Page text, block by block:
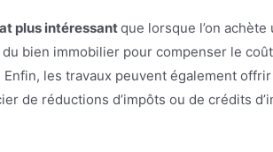
plus intéressantque lorsque l’on
bien immobilier pour compenser le
les travaux peuvent également
de réductions d’impôts ou de crédits